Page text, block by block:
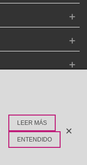
LEER MÁS
ENTENDIDO
×